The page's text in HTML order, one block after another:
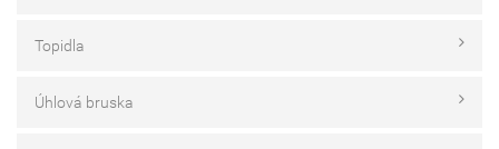
Topidla
Úhlová bruska